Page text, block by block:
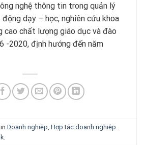
nghệ thông tin trong quản lý
dạy – học, nghiên cứu khoa
cao chất lượng giáo dục và đào
-2020, định hướng đến năm
inDoanh nghiệp,Hợp tác doanh nghiệp.
.